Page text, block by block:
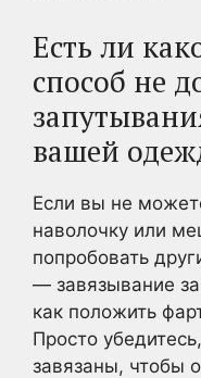
Есть ли
способ не
вашей
Если вы не
наволочку или
попробовать
— завязывание
как положить
Просто
завязаны, чтобы